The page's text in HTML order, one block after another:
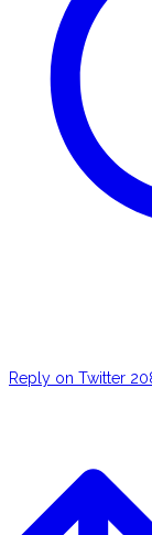
Reply on Twitter